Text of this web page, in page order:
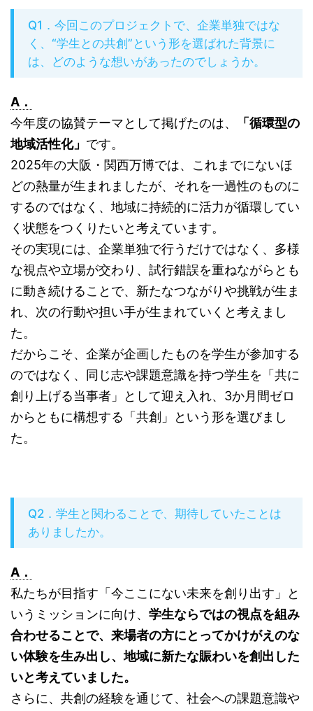
Q1．今回このプロジェクトで、企業単独ではな
く、“学生との共創”という形を選ばれた背景に
は、どのような想いがあったのでしょうか。
A．
今年度の協賛テーマとして掲げたのは、
「循環型の
地域活性化」 です。
2025年の大阪・関西万博では、これまでにないほ
どの熱量が生まれましたが、それを一過性のものに
するのではなく、地域に持続的に活力が循環してい
く状態をつくりたいと考えています。
その実現には、企業単独で行うだけではなく、多様
な視点や立場が交わり、試行錯誤を重ねながらとも
に動き続けることで、新たなつながりや挑戦が生ま
れ、次の行動や担い手が生まれていくと考えまし
た。
だからこそ、企業が企画したものを学生が参加する
のではなく、同じ志や課題意識を持つ学生を「共に
創り上げる当事者」として迎え入れ、3か月間ゼロ
からともに構想する「共創」という形を選びまし
た。
Q2．学生と関わることで、期待していたことは
ありましたか。
A．
私たちが目指す「今ここにない未来を創り出す」と
いうミッションに向け、 学生ならではの視点を組み
合わせることで、来場者の方にとってかけがえのな
い体験を生み出し、地域に新たな賑わいを創出した
いと考えていました。
さらに、共創の経験を通じて、社会への課題意識や